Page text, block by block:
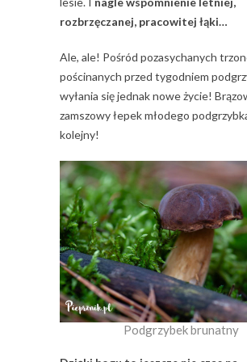
rozbrzęczanej, pracowitej łąki…
Ale, ale! Pośród pozasychanych
pościnanych przed tygodniem
wyłania się jednak nowe życie!
zamszowy łepek młodego
kolejny!
Podgrzybek brunatny